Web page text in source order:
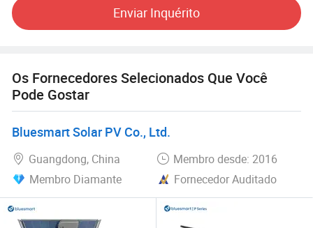
Enviar Inquérito
Os Fornecedores Selecionados Que Você
Pode Gostar
Bluesmart Solar PV Co., Ltd.
Guangdong, China
Membro desde: 2016
Membro Diamante
Fornecedor Auditado